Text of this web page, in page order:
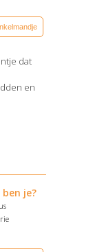
dat
en
je?